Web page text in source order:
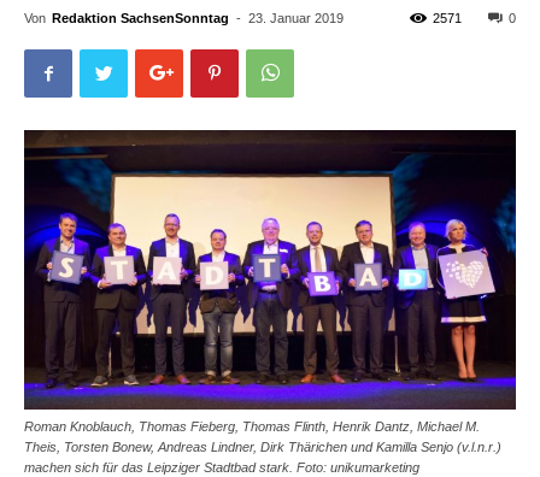
Von Redaktion SachsenSonntag - 23. Januar 2019 0
2571
Roman Knoblauch, Thomas Fieberg, Thomas Flinth, Henrik Dantz, Michael M.
Theis, Torsten Bonew, Andreas Lindner, Dirk Thärichen und Kamilla Senjo (v.l.n.r.)
machen sich für das Leipziger Stadtbad stark. Foto: unikumarketing